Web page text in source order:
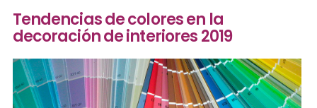
Tendencias de colores en la
decoración de interiores 2019